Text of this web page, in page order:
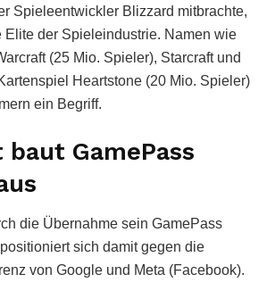
Spieleentwickler Blizzard mitbrachte,
Elite der Spieleindustrie. Namen wie
(25 Mio. Spieler), Starcraft und
Heartstone (20 Mio. Spieler)
ein Begriff.
GamePass
die Übernahme sein GamePass
sich damit gegen die
von Google und Meta (Facebook).